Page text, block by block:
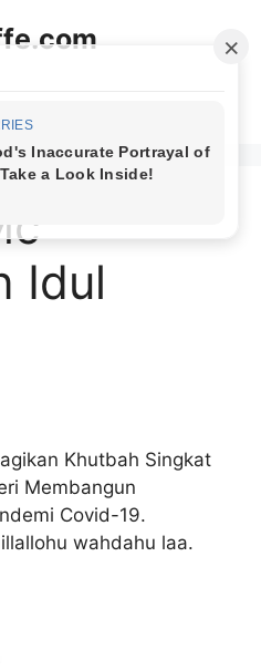
Idul
Khutbah Singkat
Membangun
Covid-19.
wahdahu laa.